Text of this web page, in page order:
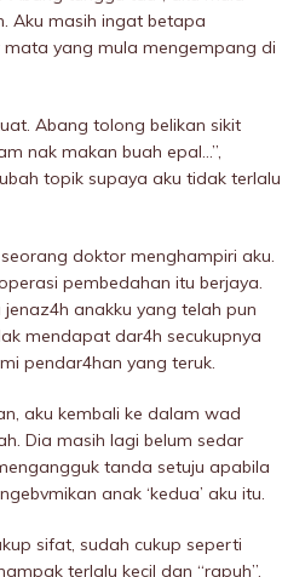
Aku masih ingat betapa
yang mula mengempang di
Abang tolong belikan sikit
nak makan buah epal…”,
topik supaya aku tidak terlalu
doktor menghampiri aku.
pembedahan itu berjaya.
anakku yang telah pun
mendapat dar4h secukupnya
pendar4han yang teruk.
aku kembali ke dalam wad
Dia masih lagi belum sedar
tanda setuju apabila
anak ‘kedua’ aku itu.
sifat, sudah cukup seperti
terlalu kecil dan “rapuh”.